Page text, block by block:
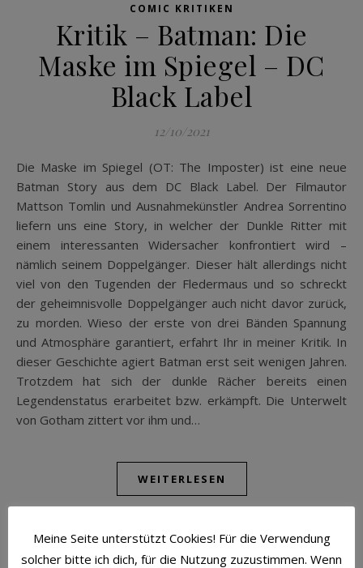
COMIC KRITIKEN
Kritik – Batman: Die
Maske im Spiegel – DC
Black Label
12/10/2021
Die Maske im Spiegel (OT: The Imposter) ist eine neue
Batman Story aus dem DC Black Label. Der Filmautor
Mattson Tomlin und Ausnahmekünstler Andrea Sorrentino
liefern uns eine Story, in welcher der Dunkle Ritter mit
einem interessanten Widersacher konfrontiert wird –
nämlich seinem Doppelgänger. Dieser hält allerdings nicht
viel von den Tugenden der Fledermaus und so schreckt
der geheimnisvolle Doppelgänger auch nicht davor zurück,
zu morden. Wieso der erste von drei Bänden Spannung
und Atmosphäre garantiert, erfahrt Ihr in meiner Kritik. In
dieser Geschichte agiert Batman erst seit wenigen Jahren.
Trotzdem hat sich der dunkle Rächer bereits einen
Legendenstatus erarbeitet bzw. erkämpft. Die Unterwelt
von Gotham zittert vor ihm und…
WEITERLESEN
Meine Seite unterstützt Cookies! Für die Verwendung
solcher bitte ich dich, für die Nutzung zuzustimmen. Wenn